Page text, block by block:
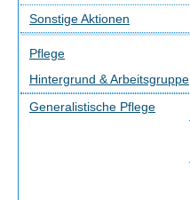
Sonstige Aktionen
Pflege
Hintergrund & Arbeitsgruppe
Generalistische Pflege